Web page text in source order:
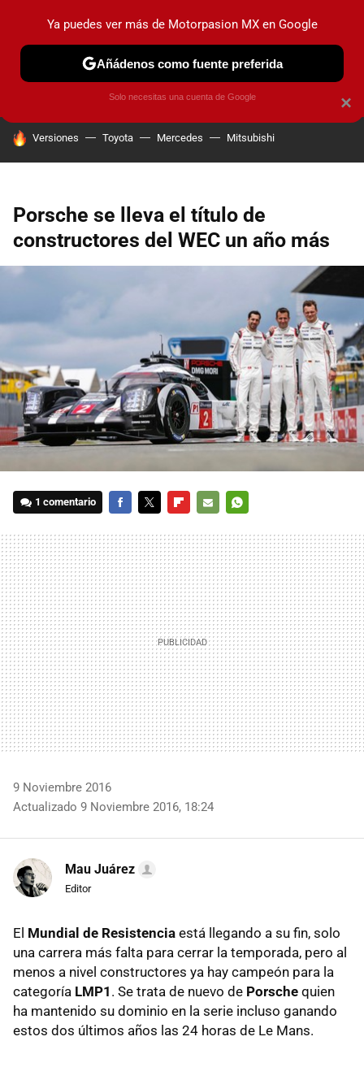
PRUEBAS INDUSTRIA HOY NO CIRCULA
HOY SE HABLA DE
Versiones Toyota Mercedes Mitsubishi
Porsche se lleva el título de
constructores del WEC un año más
1 comentario
MAIL
9 Noviembre 2016
Actualizado 9 Noviembre 2016, 18:24
Mau Juárez
Editor
El Mundial de Resistencia está llegando a su fin, solo
una carrera más falta para cerrar la temporada, pero al
menos a nivel constructores ya hay campeón para la
categoría LMP1 . Se trata de nuevo de Porsche quien
ha mantenido su dominio en la serie incluso ganando
estos dos últimos años las 24 horas de Le Mans.
×
Ya puedes ver más de Motorpasion MX en Google
Añádenos como fuente preferida
Solo necesitas una cuenta de Google